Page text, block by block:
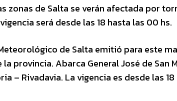
zonas de Salta se verán afectada por
será desde las 18 hasta las 00 hs.
de Salta emitió para este
provincia. Abarca General José de San
– Rivadavia. La vigencia es desde las